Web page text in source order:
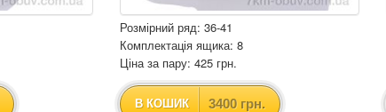
Розмірний ряд: 36-41
Комплектація ящика: 8
Ціна за пару: 425 грн.
В КОШИК 3400 грн.